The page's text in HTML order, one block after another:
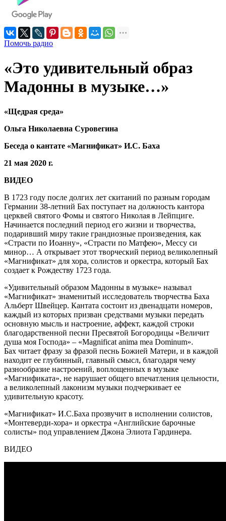
Помочь радио
«Это удивительный образ
Мадонны в музыке…»
«Щедрая среда»
Ольга Николаевна Суровегина
Беседа о кантате «Магнификат» И.С. Баха
21 мая 2020 г.
ВИДЕО
В 1723 году после долгих лет скитаний по разным городам
Германии 38-летний Бах поступает на должность кантора
церквей святого Фомы и святого Николая в Лейпциге.
Начинается последний период его жизни и творчества,
подаривший миру такие грандиозные произведения, как
«Страсти по Иоанну», «Страсти по Матфею», Мессу си
минор… А открывает этот творческий период великолепный
«Магнификат» для хора, солистов и оркестра, который Бах
создает к Рождеству 1723 года.
«Удивительный образом Мадонны в музыке» называл
«Магнификат» знаменитый исследователь творчества Баха
Альберт Швейцер. Кантата состоит из двенадцати номеров,
каждый из которых призван средствами музыки передать
основную мысль и настроение, аффект, каждой строки
благодарственной песни Пресвятой Богородицы «Величит
душа моя Господа» – «Magnificat anima mea Dominum».
Бах читает фразу за фразой песнь Божией Матери, и в каждой
находит ее глубинный, главный смысл, благодаря чему
разнообразие настроений, воплощенных в музыке
«Магнификата», не нарушает общего впечатления цельности,
а великолепный лаконизм музыки подчеркивает ее
удивительную красоту.
«Магнификат» И.С.Баха прозвучит в исполнении солистов,
«Монтеверди-хора» и оркестра «Английские барочные
солисты» под управлением Джона Элиота Гардинера.
ВИДЕО